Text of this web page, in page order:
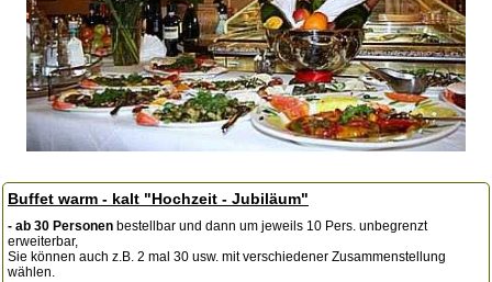
Buffet warm - kalt "Hochzeit - Jubiläum"
- ab 30 Personen bestellbar und dann um jeweils 10 Pers. unbegrenzt
erweiterbar,
Sie können auch z.B. 2 mal 30 usw. mit verschiedener Zusammenstellung
wählen.